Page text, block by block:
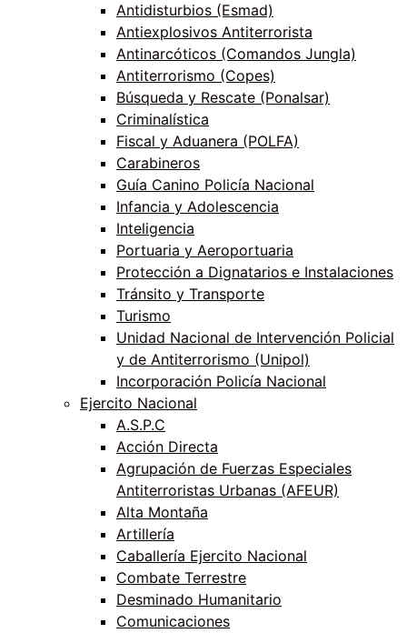
Antidisturbios (Esmad)
Antiexplosivos Antiterrorista
Antinarcóticos (Comandos Jungla)
Antiterrorismo (Copes)
Búsqueda y Rescate (Ponalsar)
Criminalística
Fiscal y Aduanera (POLFA)
Carabineros
Guía Canino Policía Nacional
Infancia y Adolescencia
Inteligencia
Portuaria y Aeroportuaria
Protección a Dignatarios e Instalaciones
Tránsito y Transporte
Turismo
Unidad Nacional de Intervención Policial
y de Antiterrorismo (Unipol)
Incorporación Policía Nacional
Ejercito Nacional
A.S.P.C
Acción Directa
Agrupación de Fuerzas Especiales
Antiterroristas Urbanas (AFEUR)
Alta Montaña
Artillería
Caballería Ejercito Nacional
Combate Terrestre
Desminado Humanitario
Comunicaciones